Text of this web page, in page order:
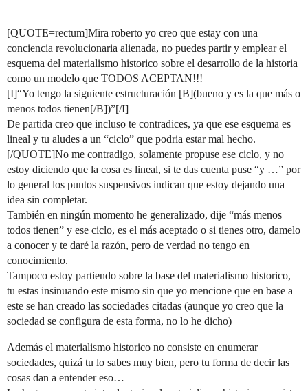
[QUOTE=rectum]Mira roberto yo creo que estay con una
conciencia revolucionaria alienada, no puedes partir y emplear el
esquema del materialismo historico sobre el desarrollo de la historia
como un modelo que TODOS ACEPTAN!!!
[I]“Yo tengo la siguiente estructuración [B](bueno y es la que más o
menos todos tienen[/B])”[/I]
De partida creo que incluso te contradices, ya que ese esquema es
lineal y tu aludes a un “ciclo” que podria estar mal hecho.
[/QUOTE]No me contradigo, solamente propuse ese ciclo, y no
estoy diciendo que la cosa es lineal, si te das cuenta puse “y …” por
lo general los puntos suspensivos indican que estoy dejando una
idea sin completar.
También en ningún momento he generalizado, dije “más menos
todos tienen” y ese ciclo, es el más aceptado o si tienes otro, damelo
a conocer y te daré la razón, pero de verdad no tengo en
conocimiento.
Tampoco estoy partiendo sobre la base del materialismo historico,
tu estas insinuando este mismo sin que yo mencione que en base a
este se han creado las sociedades citadas (aunque yo creo que la
sociedad se configura de esta forma, no lo he dicho)
Además el materialismo historico no consiste en enumerar
sociedades, quizá tu lo sabes muy bien, pero tu forma de decir las
cosas dan a entender eso…